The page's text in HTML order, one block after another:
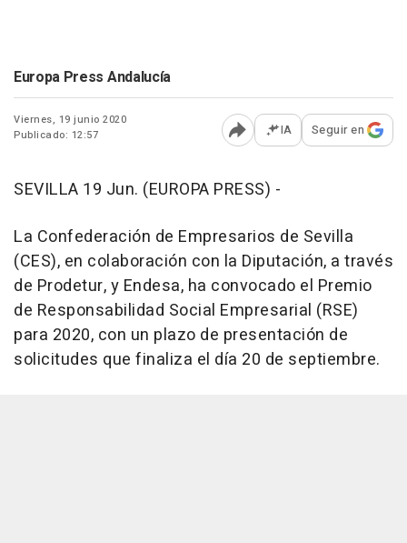
Europa Press Andalucía
Viernes, 19 junio 2020
Publicado: 12:57
Abrir opciones para
IA Seguir en
SEVILLA 19 Jun. (EUROPA PRESS) -
La Confederación de Empresarios de Sevilla
(CES), en colaboración con la Diputación, a través
de Prodetur, y Endesa, ha convocado el Premio
de Responsabilidad Social Empresarial (RSE)
para 2020, con un plazo de presentación de
solicitudes que finaliza el día 20 de septiembre.